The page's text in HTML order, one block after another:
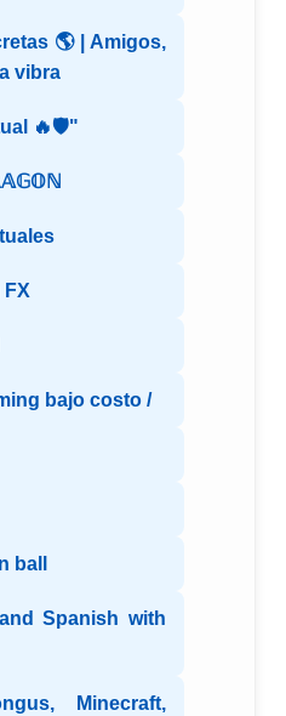
🌎 | Amigos,
vibra
🔥🛡️"
FX
bajo costo /
ball
Spanish with
Minecraft,